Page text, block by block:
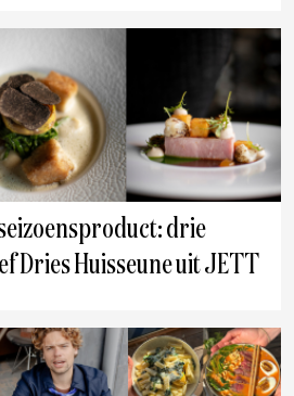
drie
Dries Huisseune uit JETT